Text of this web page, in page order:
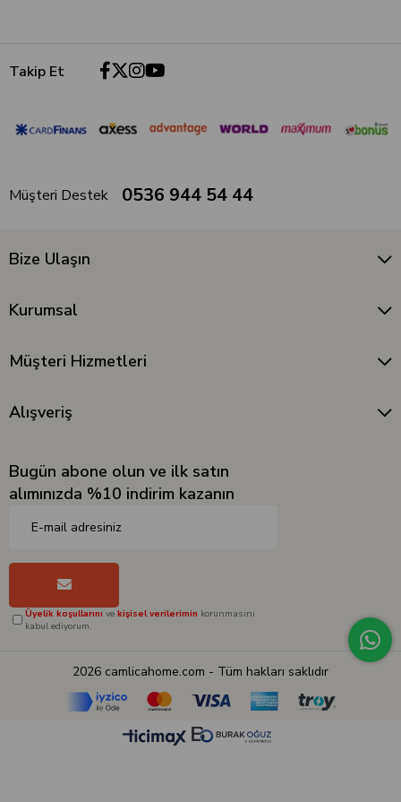
Takip Et
Müşteri Destek 0536 944 54 44
Bize Ulaşın
Kurumsal
Müşteri Hizmetleri
Alışveriş
Bugün abone olun ve ilk satın
alımınızda %10 indirim kazanın
Üyelik koşullarını ve kişisel verilerimin korunmasını
kabul ediyorum.
2026 camlicahome.com - Tüm hakları saklıdır